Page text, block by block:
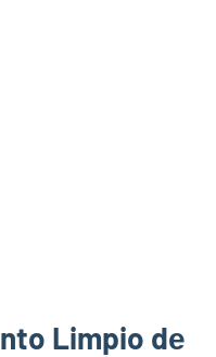
Limpio dе